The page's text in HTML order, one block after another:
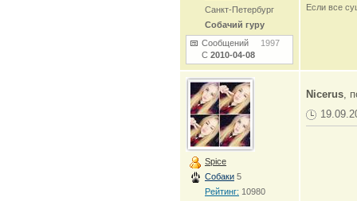
Санкт-Петербург
Собачий гуру
Сообщений 1997
С 2010-04-08
Если все
Spice
Собаки 5
Рейтинг: 10980
Nicerus,